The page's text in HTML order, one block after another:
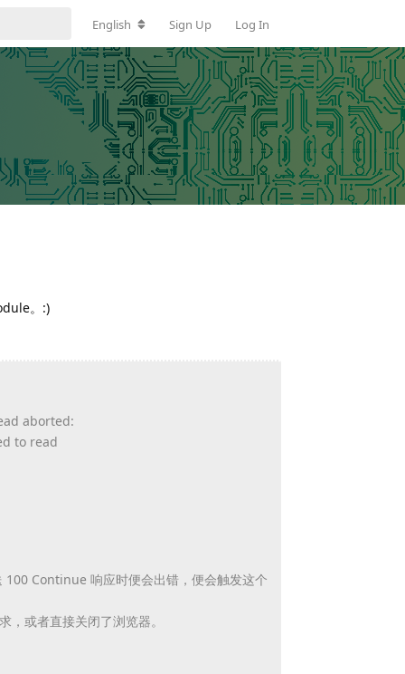
English Sign Up Log In
。:)
aborted:
to read
Continue 响应时便会出错，便会触发这个
， 或者直接关闭了浏览器。